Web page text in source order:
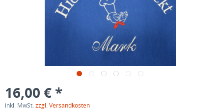
16,00 € *
inkl. MwSt.zzgl. Versandkosten